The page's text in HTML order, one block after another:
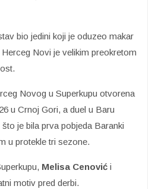
bio jedini koji je oduzeo makar
Novi je velikim preokretom
Novog u Superkupu otvorena
u Crnoj Gori, a duel u Baru
što je bila prva pobjeda Baranki
u protekle tri sezone.
Melisa Cenović i
motiv pred derbi.